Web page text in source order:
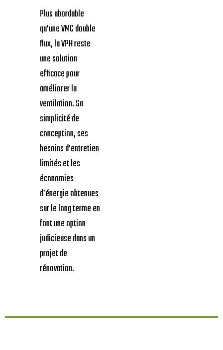
Plus abordable
qu’une VMC double
flux, la VPH reste
une solution
efficace pour
améliorer la
ventilation. Sa
simplicité de
conception, ses
besoins d’entretien
limités et les
économies
d’énergie obtenues
sur le long terme en
font une option
judicieuse dans un
projet de
rénovation.